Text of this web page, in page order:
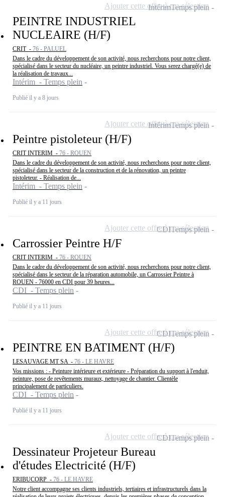
PEINTRE INDUSTRIEL
NUCLEAIRE (H/F)
CRIT - 76 - PALUEL
Dans le cadre du développement de son activité, nous recherchons pour notre client,
spécialisé dans le secteur du nucléaire, un peintre industriel. Vous serez chargé(e) de
la réalisation de travaux...
Intérim - Temps plein
Publié il y a 8 jours
IntérimTemps plein
Ajouter cette offre à ma sélection
Peintre pistoleteur (H/F)
CRIT INTERIM - 76 - ROUEN
Dans le cadre du développement de son activité, nous recherchons pour notre client,
spécialisé dans le secteur de la construction et de la rénovation, un peintre
pistoleteur. - Réalisation de...
Intérim - Temps plein
Publié il y a 11 jours
IntérimTemps plein
Ajouter cette offre à ma sélection
Carrossier Peintre H/F
CRIT INTERIM - 76 - ROUEN
Dans le cadre du développement de son activité, nous recherchons pour notre client,
spécialisé dans le secteur de la réparation automobile, un Carrossier Peintre à
ROUEN - 76000 en CDI pour 39 heures...
CDI - Temps plein
Publié il y a 11 jours
CDITemps plein
Ajouter cette offre à ma sélection
PEINTRE EN BATIMENT (H/F)
LESAUVAGE MT SA - 76 - LE HAVRE
Vos missions : - Peinture intérieure et extérieure - Préparation du support à l'enduit,
peinture, pose de revêtements muraux, nettoyage de chantier. Clientèle
principalement de particuliers.
CDI - Temps plein
Publié il y a 11 jours
CDITemps plein
Ajouter cette offre à ma sélection
Dessinateur Projeteur Bureau
d'études Electricité (H/F)
ERIBUCORP - 76 - LE HAVRE
Notre client accompagne ses clients industriels, tertiaires et infrastructurels dans la
CDITemps plein
Ajouter cette offre à ma sélection